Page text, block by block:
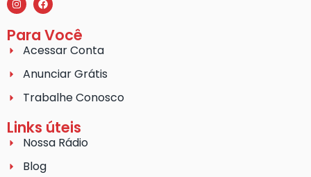
Para Você
Acessar Conta
Anunciar Grátis
Trabalhe Conosco
Links úteis
Nossa Rádio
Blog